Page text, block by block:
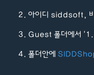
2. 아이디 siddsoft, 비
3. Guest 폴더에서 '1.
4. 폴더안에